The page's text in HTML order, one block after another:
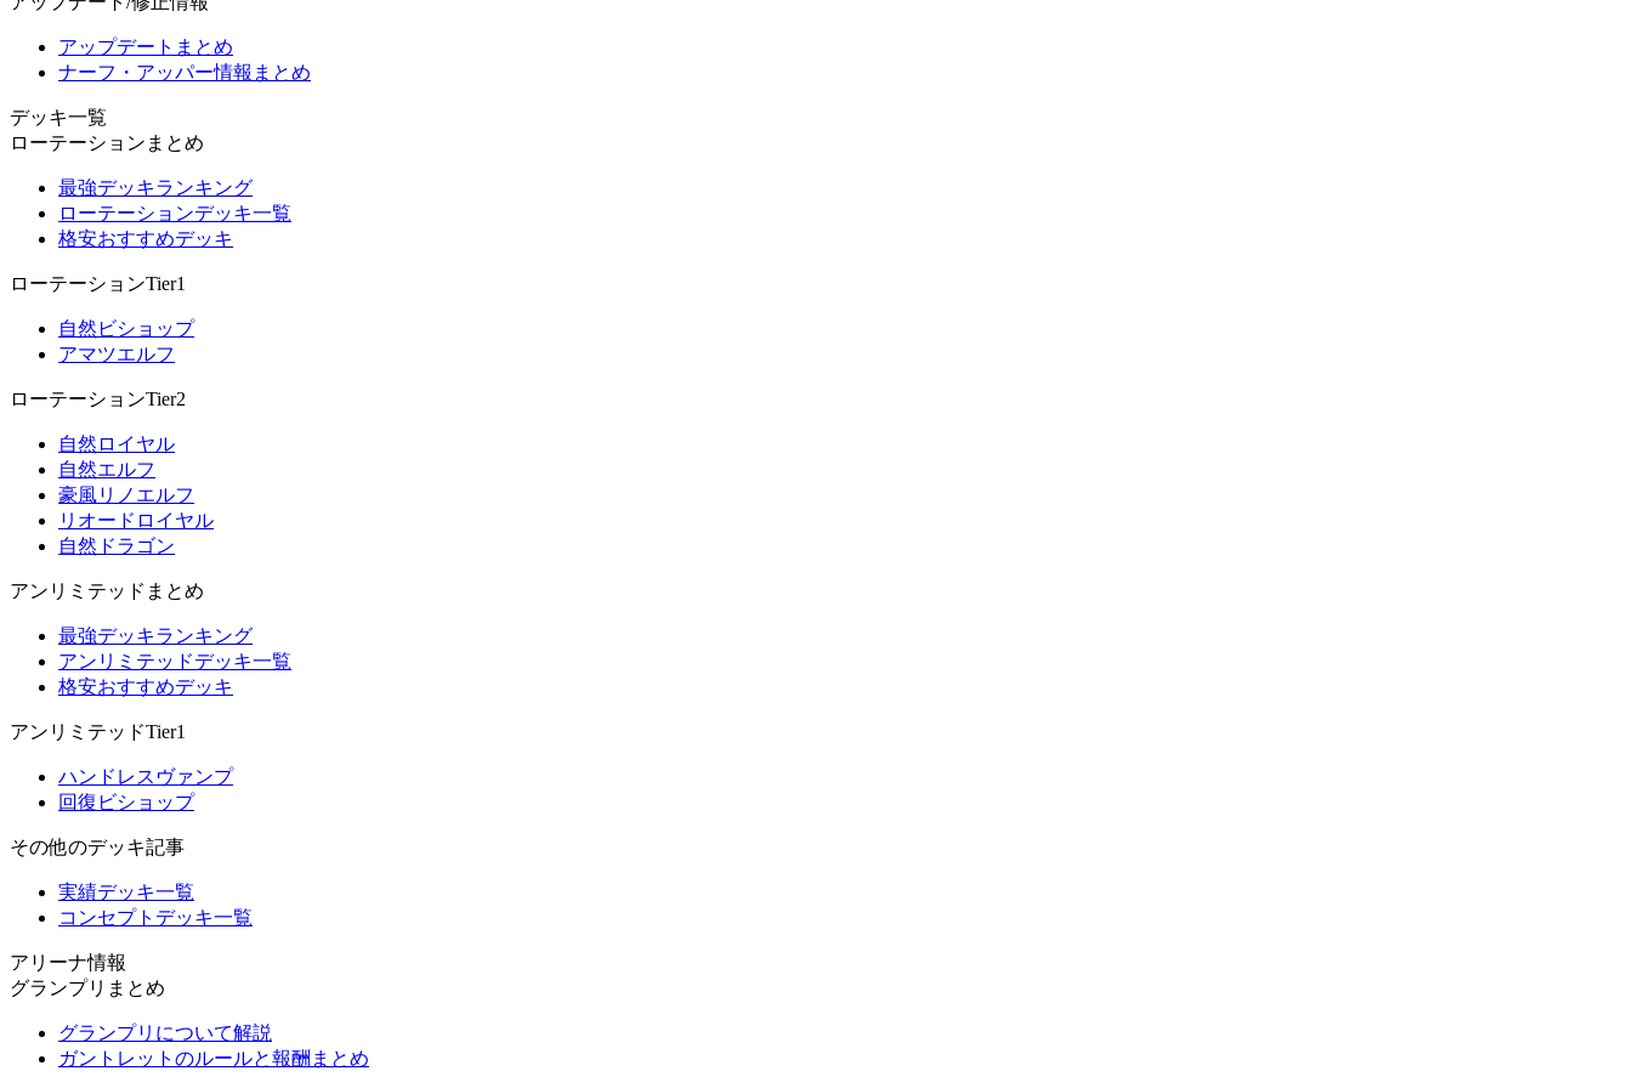
アップデートまとめ
ナーフ・アッパー情報まとめ
デッキ一覧
ローテーションまとめ
最強デッキランキング
ローテーションデッキ一覧
格安おすすめデッキ
ローテーションTier1
自然ビショップ
アマツエルフ
ローテーションTier2
自然ロイヤル
自然エルフ
豪風リノエルフ
リオードロイヤル
自然ドラゴン
アンリミテッドまとめ
最強デッキランキング
アンリミテッドデッキ一覧
格安おすすめデッキ
アンリミテッドTier1
ハンドレスヴァンプ
回復ビショップ
その他のデッキ記事
実績デッキ一覧
コンセプトデッキ一覧
アリーナ情報
グランプリまとめ
グランプリについて解説
ガントレットのルールと報酬まとめ